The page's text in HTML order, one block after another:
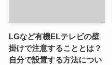
LGなど有機ELテレビの壁
掛けで注意することとは？
自分で設置する方法につい